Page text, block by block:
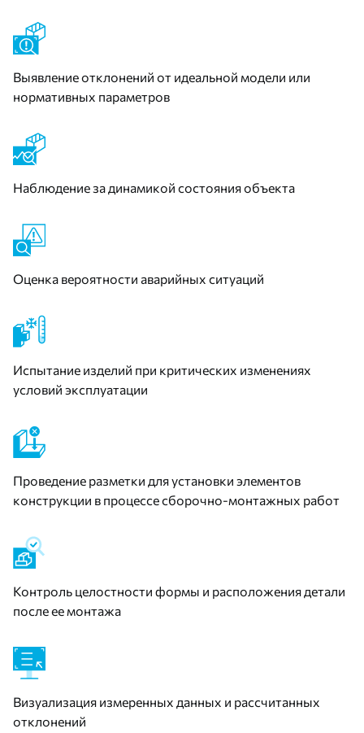
Выявление отклонений от идеальной модели или
нормативных параметров
Наблюдение за динамикой состояния объекта
Оценка вероятности аварийных ситуаций
Испытание изделий при критических изменениях
условий эксплуатации
Проведение разметки для установки элементов
конструкции в процессе сборочно-монтажных работ
Контроль целостности формы и расположения детали
после ее монтажа
Визуализация измеренных данных и рассчитанных
отклонений